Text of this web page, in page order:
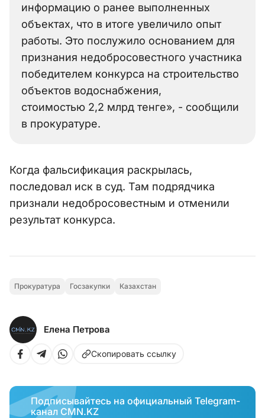
информацию о ранее выполненных
объектах, что в итоге увеличило опыт
работы. Это послужило основанием для
признания недобросовестного участника
победителем конкурса на строительство
объектов водоснабжения,
стоимостью 2,2 млрд тенге», - сообщили
в прокуратуре.
Когда фальсификация раскрылась,
последовал иск в суд. Там подрядчика
признали недобросовестным и отменили
результат конкурса.
Прокуратура Госзакупки Казахстан
Елена Петрова
Скопировать ссылку
Подписывайтесь на официальный Telegram-
канал CMN.KZ